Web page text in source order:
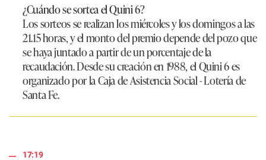
¿Cuándo se sortea el Quini 6?
Los sorteos se realizan los miércoles y los domingos a las
21.15 horas, y el monto del premio depende del pozo que
se haya juntado a partir de un porcentaje de la
recaudación. Desde su creación en 1988, el Quini 6 es
organizado por la Caja de Asistencia Social - Lotería de
Santa Fe.
17:19